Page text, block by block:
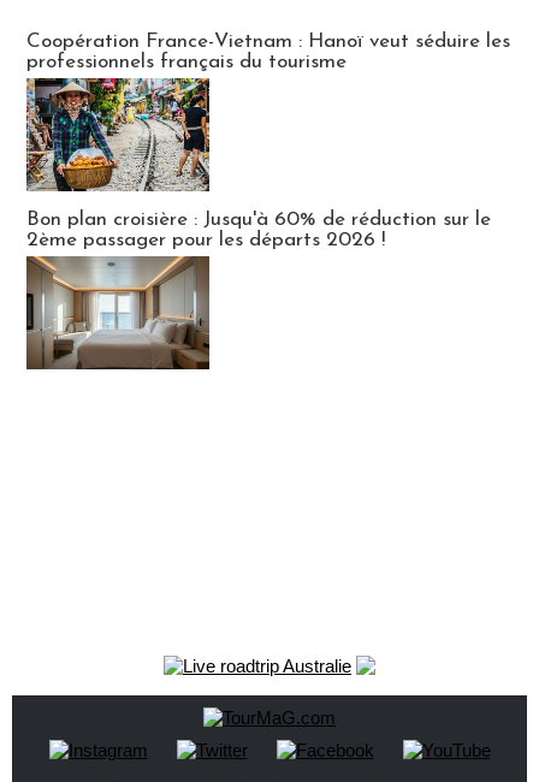
Coopération France-Vietnam : Hanoï veut séduire les
professionnels français du tourisme
Bon plan croisière : Jusqu'à 60% de réduction sur le
2ème passager pour les départs 2026 !